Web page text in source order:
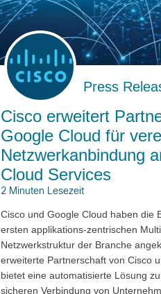
Press
Cisco erweitert
Google Cloud für
Netzwerkanbindung
Cloud Services
2 Minuten Lesezeit
Cisco und Google Cloud haben die
ersten applikations-zentrischen
Netzwerkstruktur der Branche
erweiterte Partnerschaft von Cisco
bietet eine automatisierte Lösung
sicheren Verbindung von